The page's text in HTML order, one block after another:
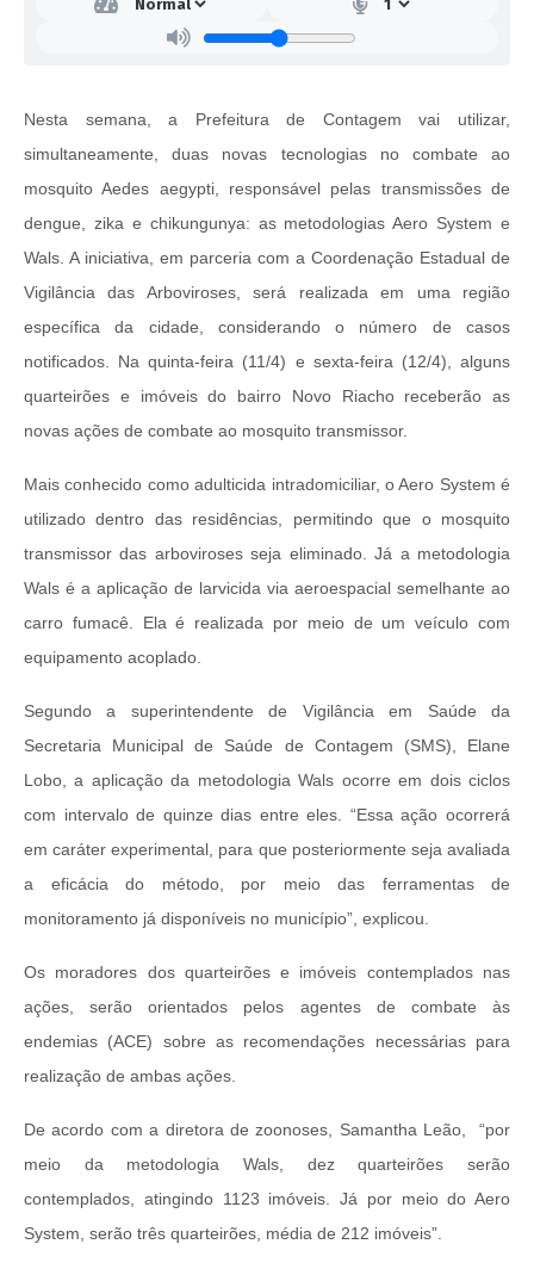
Nesta semana, a Prefeitura de Contagem vai utilizar,
simultaneamente, duas novas tecnologias no combate ao
mosquito Aedes aegypti, responsável pelas transmissões de
dengue, zika e chikungunya: as metodologias Aero System e
Wals. A iniciativa, em parceria com a Coordenação Estadual de
Vigilância das Arboviroses, será realizada em uma região
específica da cidade, considerando o número de casos
notificados. Na quinta-feira (11/4) e sexta-feira (12/4), alguns
quarteirões e imóveis do bairro Novo Riacho receberão as
novas ações de combate ao mosquito transmissor.
Mais conhecido como adulticida intradomiciliar, o Aero System é
utilizado dentro das residências, permitindo que o mosquito
transmissor das arboviroses seja eliminado. Já a metodologia
Wals é a aplicação de larvicida via aeroespacial semelhante ao
carro fumacê. Ela é realizada por meio de um veículo com
equipamento acoplado.
Segundo a superintendente de Vigilância em Saúde da
Secretaria Municipal de Saúde de Contagem (SMS), Elane
Lobo, a aplicação da metodologia Wals ocorre em dois ciclos
com intervalo de quinze dias entre eles. “Essa ação ocorrerá
em caráter experimental, para que posteriormente seja avaliada
a eficácia do método, por meio das ferramentas de
monitoramento já disponíveis no município”, explicou.
Os moradores dos quarteirões e imóveis contemplados nas
ações, serão orientados pelos agentes de combate às
endemias (ACE) sobre as recomendações necessárias para
realização de ambas ações.
De acordo com a diretora de zoonoses, Samantha Leão, “por
meio da metodologia Wals, dez quarteirões serão
contemplados, atingindo 1123 imóveis. Já por meio do Aero
System, serão três quarteirões, média de 212 imóveis”.